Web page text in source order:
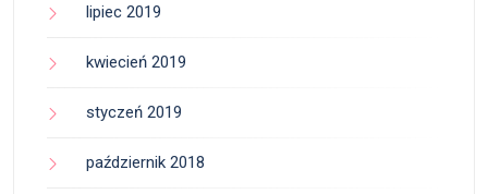
lipiec 2019
kwiecień 2019
styczeń 2019
październik 2018